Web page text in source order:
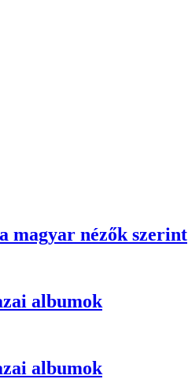
magyar nézők szerint
albumok
albumok